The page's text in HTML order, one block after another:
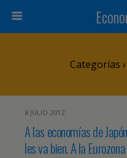
Categorías ›
8 JULIO 2012
A las economías de
les va bien. A la